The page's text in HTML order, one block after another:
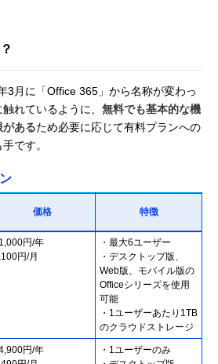
3月に「Office 365」から名称が変わっ
れているように、 無料でも基本的な機
あるため必要に応じて有料プランへの
です。
価格 特徴
円/年
円/月
・最大6ユーザー
・デスクトップ版、
Web版、モバイル版の
Officeシリーズを使用
可能
・1ユーザーあたり1TB
のクラウドストレージ
円/年
・1ユーザーのみ